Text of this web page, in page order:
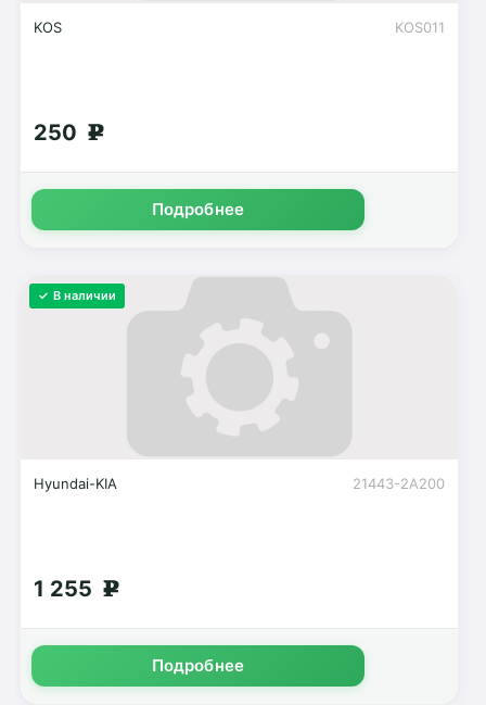
KOS011
KOS
250 g
Подробнее
✓ В наличии
21443-2A200
Hyundai-KIA
1 255 g
Подробнее